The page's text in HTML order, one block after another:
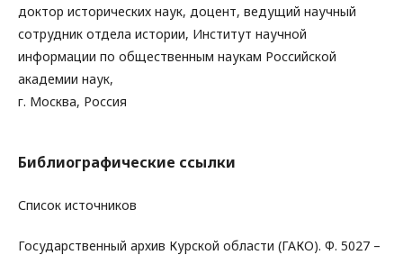
доктор исторических наук, доцент, ведущий научный
сотрудник отдела истории, Институт научной
информации по общественным наукам Российской
академии наук,
г. Москва, Россия
Библиографические ссылки
Список источников
Государственный архив Курской области (ГАКО). Ф. 5027 –